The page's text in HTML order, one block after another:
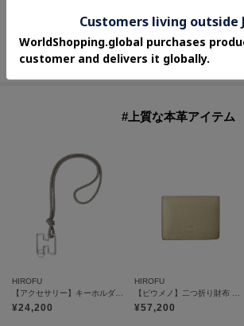
【軽量／内ポケット付き】カギ針ラメワンショルダーバッグ
3,587
¥4,400
%OFF
#上質な本革アイテム
HIROFU
¥24,200
HIROFU
¥57,200